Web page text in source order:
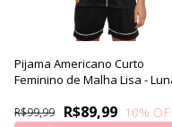
Pijama Americano Curto
Feminino de Malha Lisa -
R$89,99
R$99,99 10%